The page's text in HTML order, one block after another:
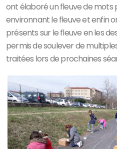
ont élaboré un fleuve de mots
environnant le fleuve et enfin
présents sur le fleuve en les
permis de soulever de
traitées lors de prochaines